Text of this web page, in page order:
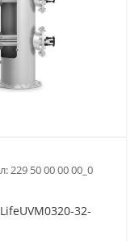
229 50 00 00 00_0
32-